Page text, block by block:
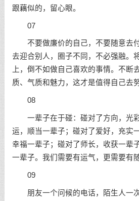
跟藕似的，留心眼。
07
不要做廉价的自己，不要随意去
去迎合别人，圈子不同，不必强融。
上，倒不如做自己喜欢的事情。不断
质、气质和魅力，这才是值得自己去
08
一辈子在于碰：碰对了方向，光
运，顺当一辈子；碰对了爱好，充实
幸福一辈子；碰对了师长，收获一辈
一辈子。我们需要有运气，更需要有
09
朋友一个问候的电话，陌生人一